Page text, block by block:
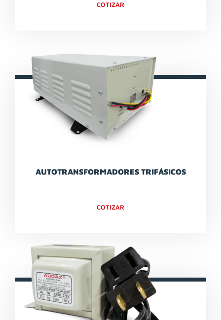
COTIZAR
AUTOTRANSFORMADORES TRIFÁSICOS
COTIZAR